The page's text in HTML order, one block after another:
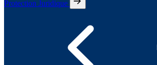
Protection Juridique